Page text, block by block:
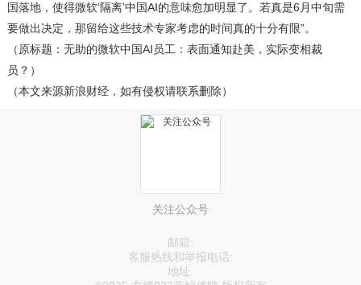
国落地，使得微软‘隔离’中国AI的意味愈加明显了。若真是6月中旬需
要做出决定，那留给这些技术专家考虑的时间真的十分有限”。
（原标题：无助的微软中国AI员工：表面通知赴美，实际变相裁
员？）
（本文来源新浪财经，如有侵权请联系删除）
关注公众号
邮箱:
客服热线和举报电话:
地址: